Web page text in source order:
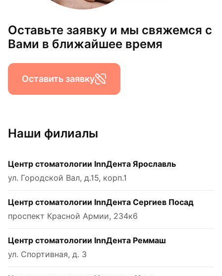
Оставьте заявку и мы свяжемся с
Вами в ближайшее время
Оставить заявку
Наши филиалы
Центр стоматологии InnДента Ярославль
ул. Городской Вал, д.15, корп.1
Центр стоматологии InnДента Сергиев Посад
проспект Красной Армии, 234к6
Центр стоматологии InnДента Реммаш
ул. Спортивная, д. 3